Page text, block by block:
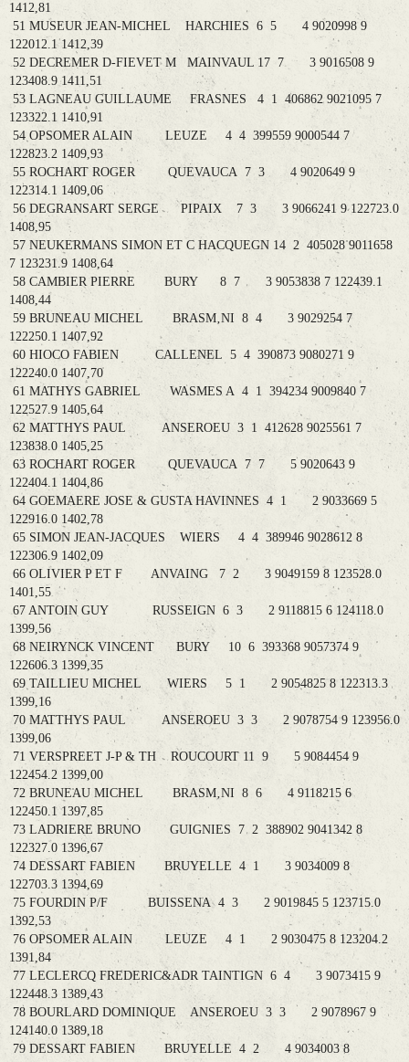
1412,81
51 MUSEUR JEAN-MICHEL HARCHIES 6 5 4 9020998 9
122012.1 1412,39
52 DECREMER D-FIEVET M MAINVAUL 17 7 3 9016508 9
123408.9 1411,51
53 LAGNEAU GUILLAUME FRASNES 4 1 406862 9021095 7
123322.1 1410,91
54 OPSOMER ALAIN LEUZE 4 4 399559 9000544 7
122823.2 1409,93
55 ROCHART ROGER QUEVAUCA 7 3 4 9020649 9
122314.1 1409,06
56 DEGRANSART SERGE PIPAIX 7 3 3 9066241 9 122723.0
1408,95
57 NEUKERMANS SIMON ET C HACQUEGN 14 2 405028 9011658
7 123231.9 1408,64
58 CAMBIER PIERRE BURY 8 7 3 9053838 7 122439.1
1408,44
59 BRUNEAU MICHEL BRASM‚NI 8 4 3 9029254 7
122250.1 1407,92
60 HIOCO FABIEN CALLENEL 5 4 390873 9080271 9
122240.0 1407,70
61 MATHYS GABRIEL WASMES A 4 1 394234 9009840 7
122527.9 1405,64
62 MATTHYS PAUL ANSEROEU 3 1 412628 9025561 7
123838.0 1405,25
63 ROCHART ROGER QUEVAUCA 7 7 5 9020643 9
122404.1 1404,86
64 GOEMAERE JOSE & GUSTA HAVINNES 4 1 2 9033669 5
122916.0 1402,78
65 SIMON JEAN-JACQUES WIERS 4 4 389946 9028612 8
122306.9 1402,09
66 OLIVIER P ET F ANVAING 7 2 3 9049159 8 123528.0
1401,55
67 ANTOIN GUY RUSSEIGN 6 3 2 9118815 6 124118.0
1399,56
68 NEIRYNCK VINCENT BURY 10 6 393368 9057374 9
122606.3 1399,35
69 TAILLIEU MICHEL WIERS 5 1 2 9054825 8 122313.3
1399,16
70 MATTHYS PAUL ANSEROEU 3 3 2 9078754 9 123956.0
1399,06
71 VERSPREET J-P & TH ROUCOURT 11 9 5 9084454 9
122454.2 1399,00
72 BRUNEAU MICHEL BRASM‚NI 8 6 4 9118215 6
122450.1 1397,85
73 LADRIERE BRUNO GUIGNIES 7 2 388902 9041342 8
122327.0 1396,67
74 DESSART FABIEN BRUYELLE 4 1 3 9034009 8
122703.3 1394,69
75 FOURDIN P/F BUISSENA 4 3 2 9019845 5 123715.0
1392,53
76 OPSOMER ALAIN LEUZE 4 1 2 9030475 8 123204.2
1391,84
77 LECLERCQ FREDERIC&ADR TAINTIGN 6 4 3 9073415 9
122448.3 1389,43
78 BOURLARD DOMINIQUE ANSEROEU 3 3 2 9078967 9
124140.0 1389,18
79 DESSART FABIEN BRUYELLE 4 2 4 9034003 8